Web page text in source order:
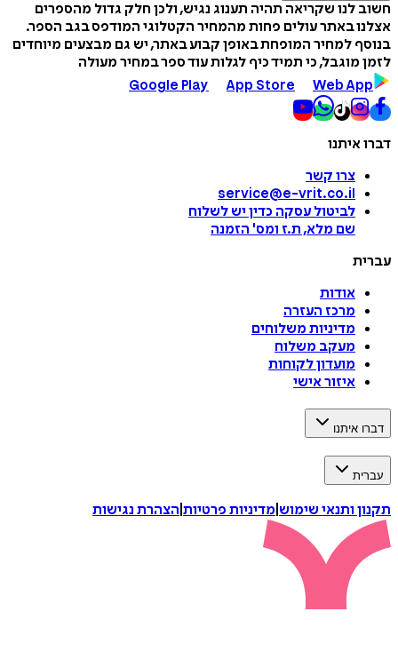
חשוב לנו שקריאה תהיה תענוג נגיש, ולכן חלק גדול מהספרים
אצלנו באתר עולים פחות מהמחיר הקטלוגי המודפס בגב הספר.
בנוסף למחיר המופחת באופן קבוע באתר, יש גם מבצעים מיוחדים
לזמן מוגבל, כי תמיד כיף לגלות עוד ספר במחיר מעולה
Google Play
App Store Web App
דברו איתנו
צרו קשר
service@e-vrit.co.il
לביטול עסקה כדין יש לשלוח
שם מלא, ת.ז ומס' הזמנה
עברית
אודות
מרכז העזרה
מדיניות משלוחים
מעקב משלוח
מועדון לקוחות
איזור אישי
דברו איתנו
עברית
תקנון ותנאי שימוש מדיניות פרטיות הצהרת נגישות